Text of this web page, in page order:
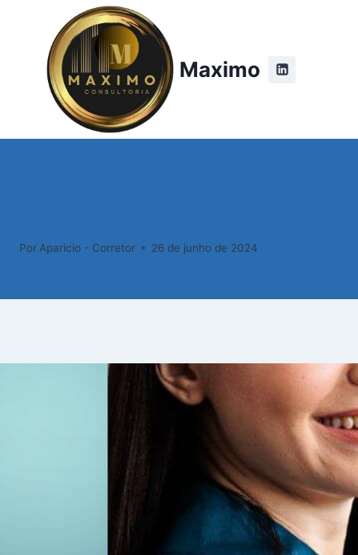
Conteúdo
Maximo
Por Aparicio - Corretor 26 de junho de 2024